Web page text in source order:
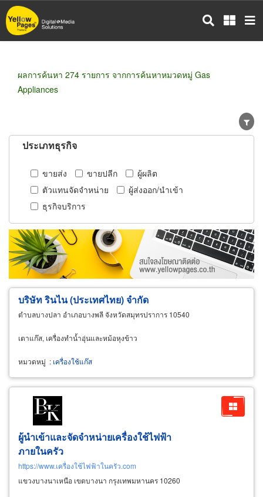
ข้าม
ไป
ผลการค้นหา 274 รายการ จากการค้นหาหมวดหมู่ Gas
Appliances
ประเภทธุรกิจ
ขายส่ง ขายปลีก
ผู้ผลิต
ตัวแทนจัดจำหน่าย
ผู้ส่งออก/นำเข้า
ธุรกิจบริการ
บริษัท รินไน (ประเทศไทย) จำกัด
ตำบลบางปลา อำเภอบางพลี จังหวัดสมุทรปราการ 10540
เตาแก๊ส, เครื่องทำน้ำอุ่นและหม้อหุงข้าว
หมวดหมู่ : เครื่องใช้แก๊ส
ผู้นำเข้าและจัดจำหน่ายเครื่องใช้ไฟฟ้า
ภายในครัว
https://www.เครื่องใช้ไฟฟ้าในครัว.com
แขวงบางนาเหนือ เขตบางนา กรุงเทพมหานคร 10260